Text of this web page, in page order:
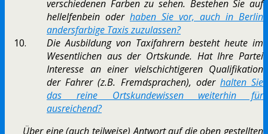
verschiedenen Farben zu sehen. Bestehen Sie auf
hellelfenbein oder haben Sie vor, auch in Berlin
andersfarbige Taxis zuzulassen?
Die Ausbildung von Taxifahrern besteht heute im
Wesentlichen aus der Ortskunde. Hat Ihre Partei
Interesse an einer vielschichtigeren Qualifikation
der Fahrer (z.B. Fremdsprachen), oder halten Sie
das reine Ortskundewissen weiterhin für
ausreichend?
Über eine (auch teilweise) Antwort auf die oben gestellten